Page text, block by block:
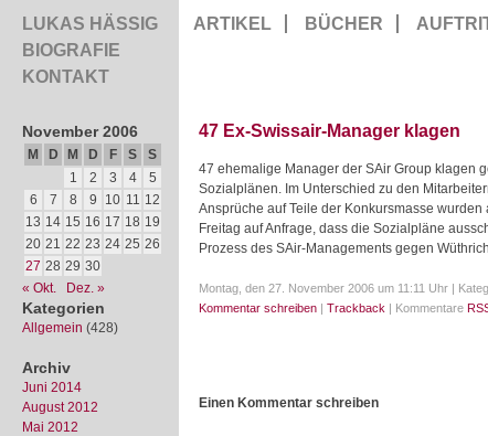
LUKAS HÄSSIG
BIOGRAFIE
KONTAKT
ARTIKEL BÜCHER
November 2006
M D M D F S
S
1
2 3 4
5
6
7 8 9 10 11 12
13 14 15 16 17 18 19
20 21 22 23 24 25 26
27 28 29 30
« Okt.
Dez. »
Kategorien
Allgemein (428)
Archiv
Juni 2014
August 2012
Mai 2012
47 Ex-Swissair-Manager klagen
47 ehemalige Manager der SAir Group klagen
Sozialplänen. Im Unterschied zu den
Ansprüche auf Teile der Konkursmasse
Freitag auf Anfrage, dass die Sozialpläne
Prozess des SAir-Managements gegen
Montag, den 27. November 2006 um 11:11 Uhr |
Kommentar schreiben | Trackback | Kommentare
Einen Kommentar schreiben